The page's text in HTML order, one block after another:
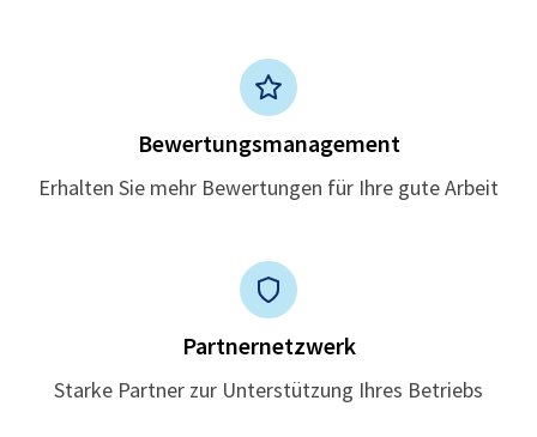
Bewertungsmanagement
Erhalten Sie mehr Bewertungen für Ihre gute Arbeit
Partnernetzwerk
Starke Partner zur Unterstützung Ihres Betriebs